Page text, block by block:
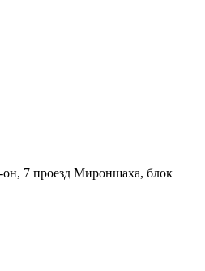
7 проезд Мироншаха, блок